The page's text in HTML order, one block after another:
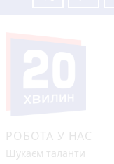
РОБОТА У НАС
Шукаєм таланти